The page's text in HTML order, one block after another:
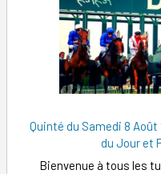
Quinté du Samedi 8
du Jour et
Bienvenue à tous les